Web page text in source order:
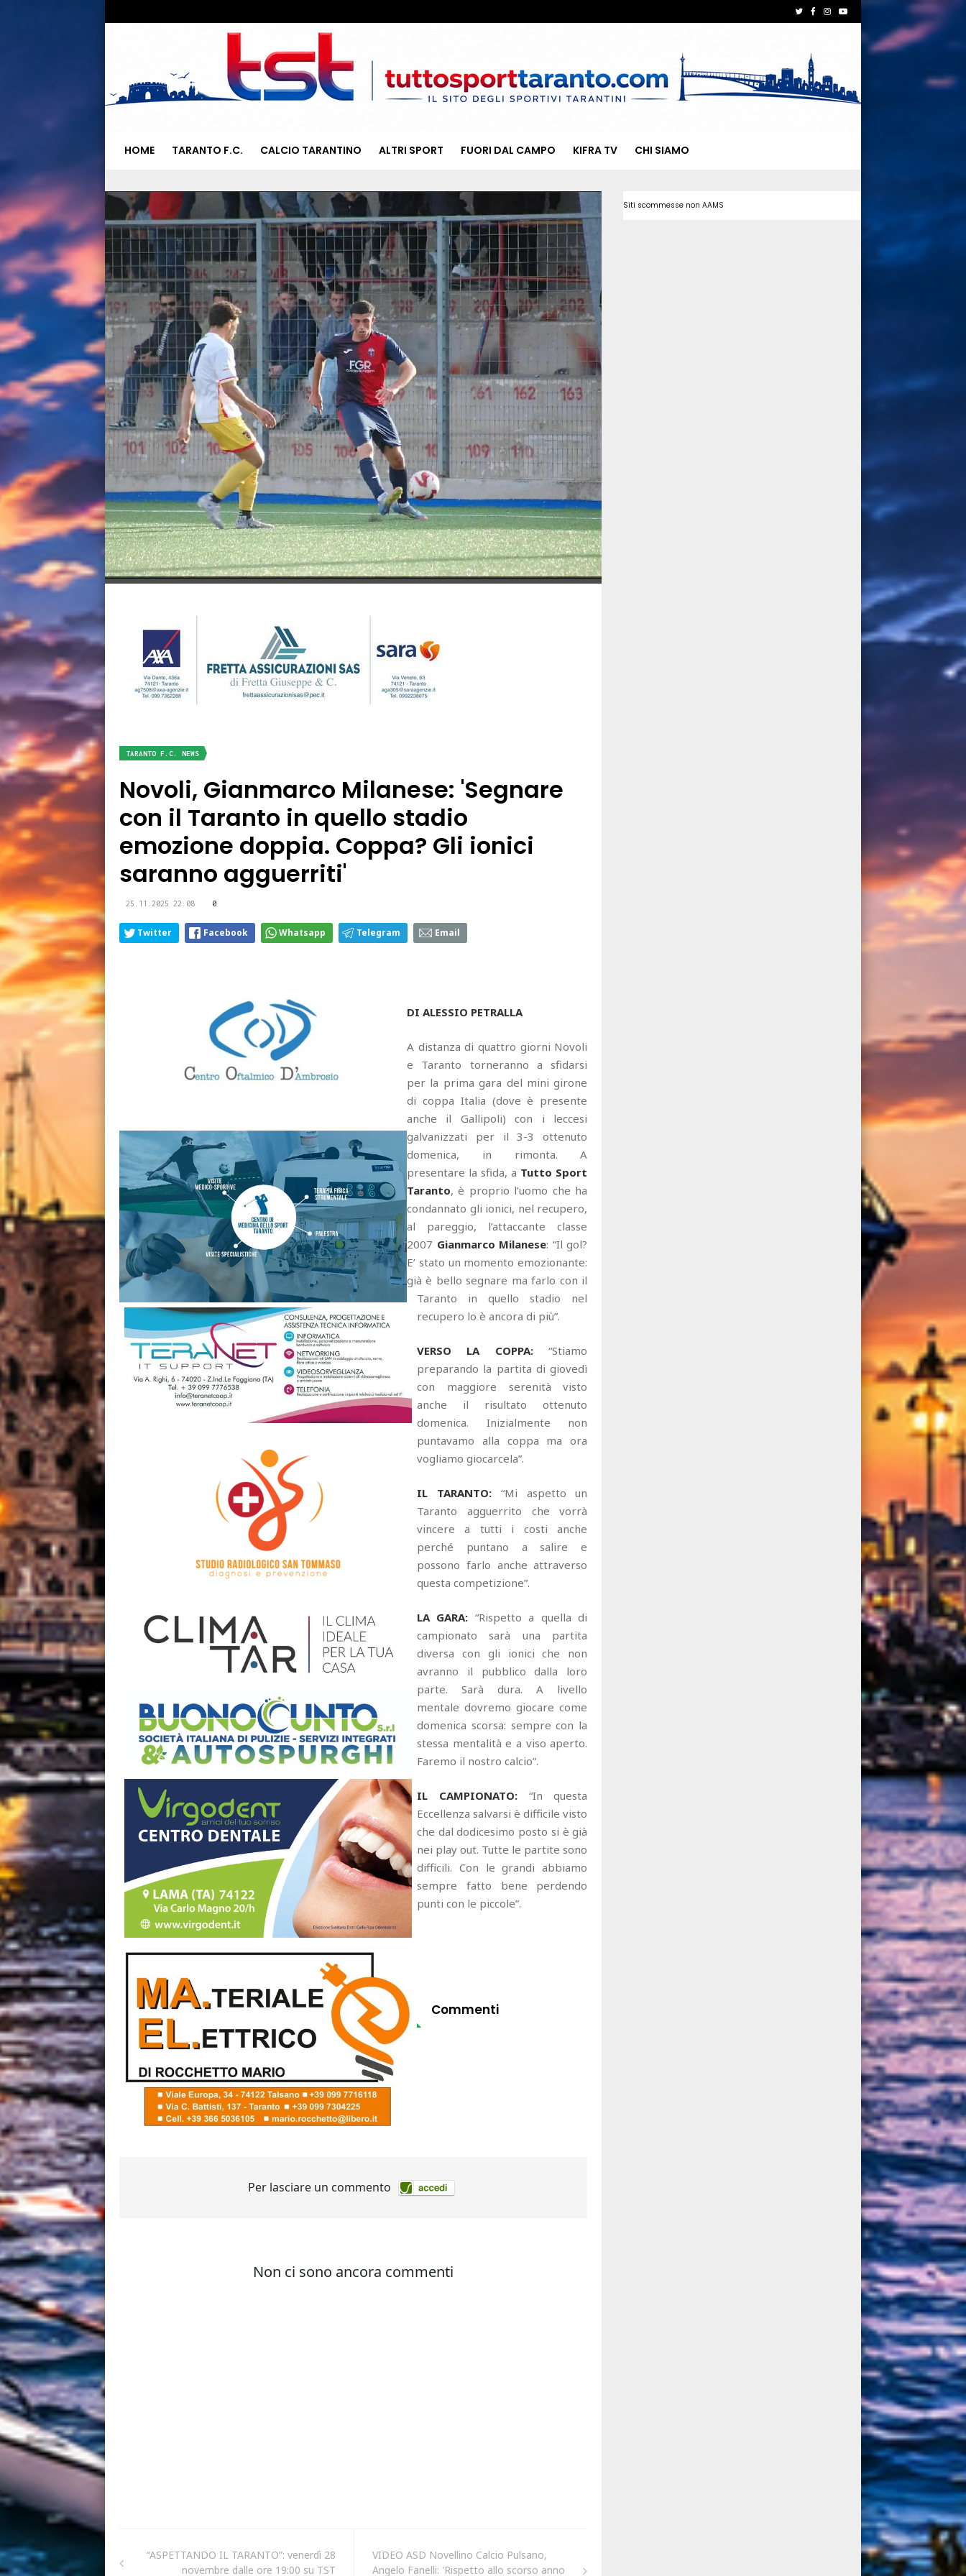
HOME TARANTO F.C. CALCIO TARANTINO ALTRI SPORT FUORI DAL CAMPO KIFRA TV CHI SIAMO
TARANTO F.C. NEWS
Novoli, Gianmarco Milanese: 'Segnare
con il Taranto in quello stadio
emozione doppia. Coppa? Gli ionici
saranno agguerriti'
25.11.2025 22:08 0
Twitter Facebook Whatsapp Telegram Email
DI ALESSIO PETRALLA
A distanza di quattro giorni Novoli
e Taranto torneranno a sfidarsi
per la prima gara del mini girone
di coppa Italia (dove è presente
anche il Gallipoli) con i leccesi
galvanizzati per il 3-3 ottenuto
domenica, in rimonta. A
presentare la sfida, a Tutto Sport
Taranto, è proprio l’uomo che ha
condannato gli ionici, nel recupero,
al pareggio, l’attaccante classe
2007 Gianmarco Milanese: “Il gol?
E’ stato un momento emozionante:
già è bello segnare ma farlo con il
Taranto in quello stadio nel
recupero lo è ancora di più”.
VERSO LA COPPA:“Stiamo
preparando la partita di giovedì
con maggiore serenità visto
anche il risultato ottenuto
domenica. Inizialmente non
puntavamo alla coppa ma ora
vogliamo giocarcela”.
IL TARANTO:“Mi aspetto un
Taranto agguerrito che vorrà
vincere a tutti i costi anche
perché puntano a salire e
possono farlo anche attraverso
questa competizione”.
LA GARA: “Rispetto a quella di
campionato sarà una partita
diversa con gli ionici che non
avranno il pubblico dalla loro
parte. Sarà dura. A livello
mentale dovremo giocare come
domenica scorsa: sempre con la
stessa mentalità e a viso aperto.
Faremo il nostro calcio”.
IL CAMPIONATO:“In questa
Eccellenza salvarsi è difficile visto
che dal dodicesimo posto si è già
nei play out. Tutte le partite sono
difficili. Con le grandi abbiamo
sempre fatto bene perdendo
punti con le piccole”.
Commenti
“ASPETTANDO IL TARANTO”: venerdì 28
novembre dalle ore 19:00 su TST
VIDEO ASD Novellino Calcio Pulsano,
Angelo Fanelli: 'Rispetto allo scorso anno
Siti scommesse non AAMS